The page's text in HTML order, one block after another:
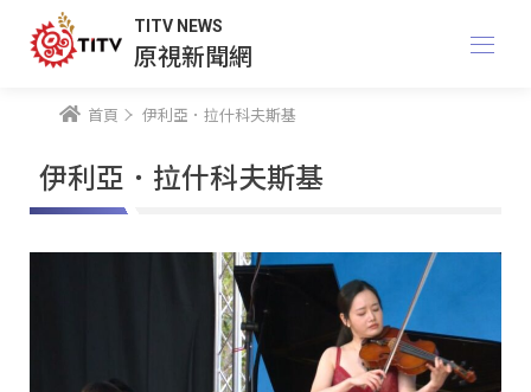
TITV NEWS
原視新聞網
首頁 伊利亞．拉什科夫斯基
伊利亞．拉什科夫斯基